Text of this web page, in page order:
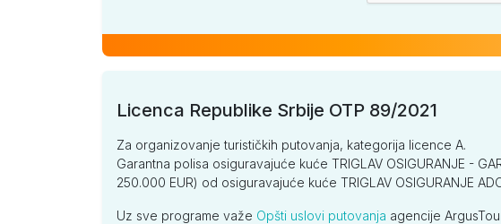
Licenca Republike Srbije OTP 89/2021
Za organizovanje turističkih putovanja, kategorija licence A.
Garantna polisa osiguravajuće kuće TRIGLAV OSIGURANJE -
250.000 EUR) od osiguravajuće kuće TRIGLAV OSIGURANJE
Uz sve programe važe Opšti uslovi putovanja agencije